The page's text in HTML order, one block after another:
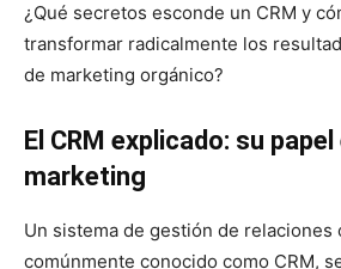
¿Qué secretos esconde un CRM y
transformar radicalmente los
de marketing orgánico?
El CRM explicado: su
marketing
Un sistema de gestión de relaciones
comúnmente conocido como CRM,